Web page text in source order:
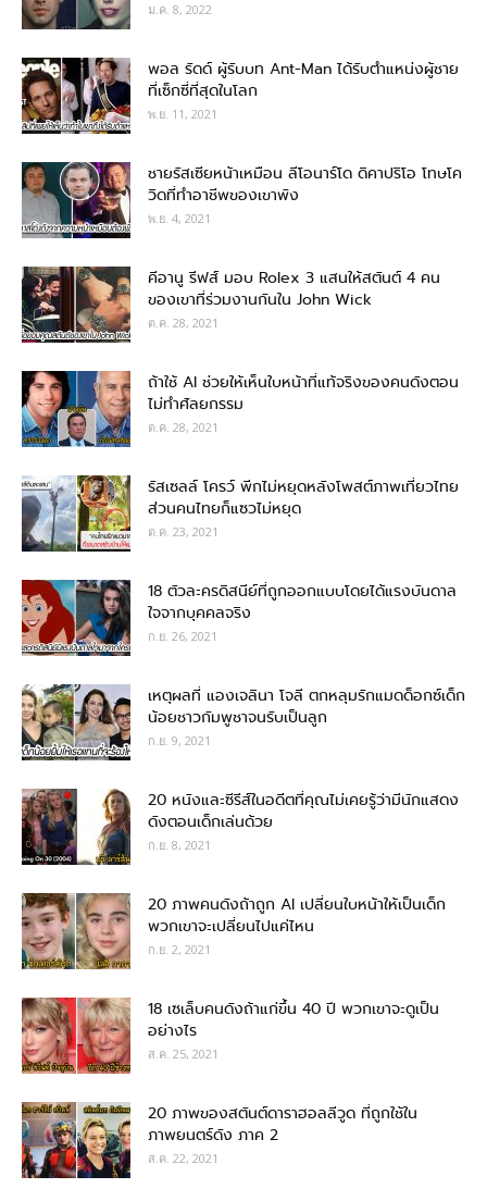
ม.ค. 8, 2022
พอล รัดด์ ผู้รับบท Ant-Man ได้รับตำแหน่งผู้ชาย
ที่เซ็กซี่ที่สุดในโลก
พ.ย. 11, 2021
ชายรัสเซียหน้าเหมือน ลีโอนาร์โด ดิคาปริโอ โทษโค
วิดที่ทำอาชีพของเขาพัง
พ.ย. 4, 2021
คีอานู รีฟส์ มอบ Rolex 3 แสนให้สตันต์ 4 คน
ของเขาที่ร่วมงานกันใน John Wick
ต.ค. 28, 2021
ถ้าใช้ AI ช่วยให้เห็นใบหน้าที่แท้จริงของคนดังตอน
ไม่ทำศัลยกรรม
ต.ค. 28, 2021
รัสเซลล์ โครว์ พีกไม่หยุดหลังโพสต์ภาพเที่ยวไทย
ส่วนคนไทยก็แซวไม่หยุด
ต.ค. 23, 2021
18 ตัวละครดิสนีย์ที่ถูกออกแบบโดยได้แรงบันดาล
ใจจากบุคคลจริง
ก.ย. 26, 2021
เหตุผลที่ แองเจลินา โจลี ตกหลุมรักแมดด็อกซ์เด็ก
น้อยชาวกัมพูชาจนรับเป็นลูก
ก.ย. 9, 2021
20 หนังและซีรีส์ในอดีตที่คุณไม่เคยรู้ว่ามีนักแสดง
ดังตอนเด็กเล่นด้วย
ก.ย. 8, 2021
20 ภาพคนดังถ้าถูก AI เปลี่ยนใบหน้าให้เป็นเด็ก
พวกเขาจะเปลี่ยนไปแค่ไหน
ก.ย. 2, 2021
18 เซเล็บคนดังถ้าแก่ขึ้น 40 ปี พวกเขาจะดูเป็น
อย่างไร
ส.ค. 25, 2021
20 ภาพของสตันต์ดาราฮอลลีวูด ที่ถูกใช้ใน
ภาพยนตร์ดัง ภาค 2
ส.ค. 22, 2021